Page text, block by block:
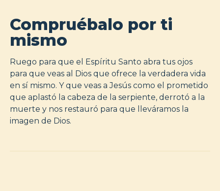
Compruébalo por ti
mismo
Ruego para que el Espíritu Santo abra tus ojos
para que veas al Dios que ofrece la verdadera vida
en sí mismo. Y que veas a Jesús como el prometido
que aplastó la cabeza de la serpiente, derrotó a la
muerte y nos restauró para que lleváramos la
imagen de Dios.